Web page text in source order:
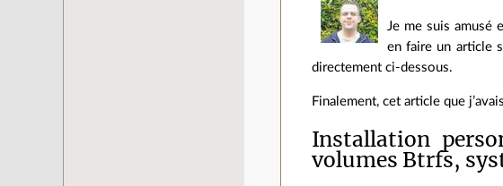
Je me suis amusé
en faire un article
directement ci-dessous.
Finalement, cet article que
Installation
volumes Btrfs,